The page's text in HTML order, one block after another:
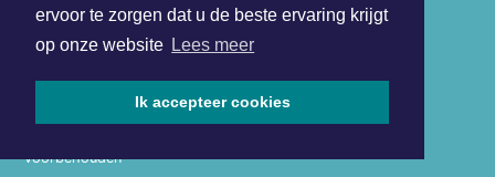
ervoor te zorgen dat u de beste ervaring krijgt
op onze website Lees meer
Ik accepteer cookies
voorbehouden
Algemene voorwaarden
Disclaimer